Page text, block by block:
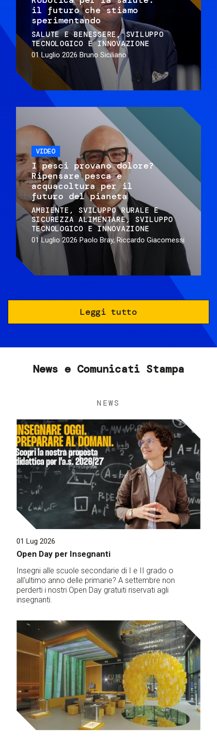
il futuro che stiamo
sperimentando
SALUTE E BENESSERE
SVILUPPO
TECNOLOGICO E INNOVAZIONE
01 Luglio 2026 Bruno Siciliano
VIDEO
I pesci provano dolore?
Ripensare pesca e
acquacoltura per il
futuro del pianeta
AMBIENTE
SVILUPPO RURALE E
SICUREZZA ALIMENTARE
SVILUPPO
TECNOLOGICO E INNOVAZIONE
01 Luglio 2026 Paolo Bray, Riccardo Giacomessi
Leggi tutto
News e Comunicati Stampa
NEWS
01 Lug 2026
Open Day per Insegnanti
Insegni alle scuole secondarie di I e II grado o
all'ultimo anno delle primarie? A settembre non
perderti i nostri Open Day gratuiti riservati agli
insegnanti.